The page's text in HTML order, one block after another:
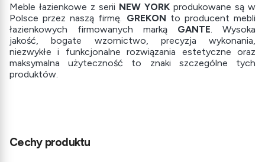
Meble łazienkowe z serii NEW YORK produkowane są w
Polsce przez naszą firmę. GREKON to producent mebli
łazienkowych firmowanych marką GANTE . Wysoka
jakość, bogate wzornictwo, precyzja wykonania,
niezwykłe i funkcjonalne rozwiązania estetyczne oraz
maksymalna użyteczność to znaki szczególne tych
produktów.
Cechy produktu